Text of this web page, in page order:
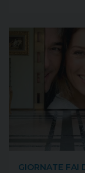
GIORNATE FAI